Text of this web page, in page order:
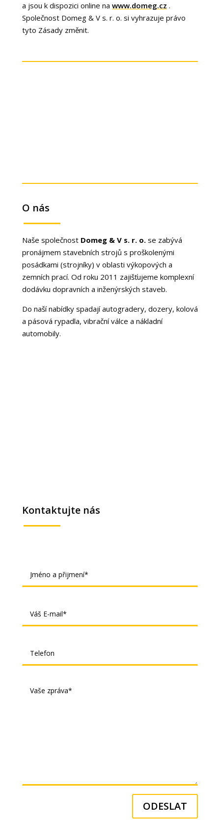
a jsou k dispozici online na www.domeg.cz .
Společnost Domeg & V s. r. o. si vyhrazuje právo
tyto Zásady změnit.
O nás
Naše společnost Domeg & V s. r. o.se zabývá
pronájmem stavebních strojů s proškolenými
posádkami (strojníky) v oblasti výkopových a
zemních prací. Od roku 2011 zajišťujeme komplexní
dodávku dopravních a inženýrských staveb.
Do naší nabídky spadají autogradery, dozery, kolová
a pásová rypadla, vibrační válce a nákladní
automobily.
Kontaktujte nás
ODESLAT